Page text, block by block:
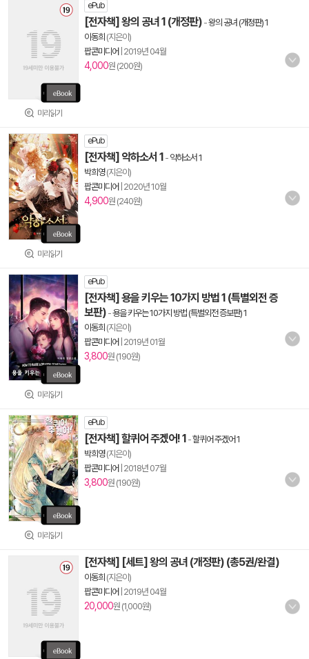
미리읽기
ePub
[전자책] 왕의 공녀 1 (개정판) -왕의 공녀 (개정판) 1
이동희 (지은이)
팝콘미디어 2019년 04월
4,000원 (200원)
미리읽기
ePub
[전자책] 악하소서 1 - 악하소서 1
박희영(지은이)
팝콘미디어 2020년 10월
4,900원 (240원)
미리읽기
ePub
[전자책] 용을 키우는 10가지 방법 1 (특별외전 증
보판) -용을 키우는 10가지 방법 (특별외전 증보판) 1
이동희 (지은이)
팝콘미디어 2019년 01월
3,800원 (190원)
미리읽기
ePub
[전자책] 할퀴어 주겠어! 1 -할퀴어 주겠어 1
박희영(지은이)
팝콘미디어 2018년 07월
3,800원 (190원)
[전자책] [세트] 왕의 공녀 (개정판) (총5권/완결)
이동희 (지은이)
팝콘미디어 2019년 04월
20,000원 (1,000원)